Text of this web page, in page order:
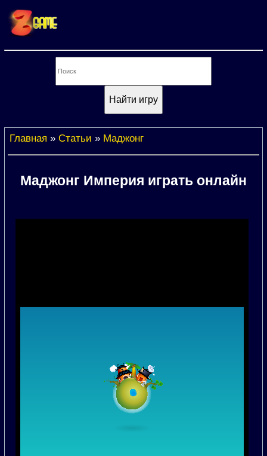
Главная » Статьи » Маджонг
Маджонг Империя играть онлайн